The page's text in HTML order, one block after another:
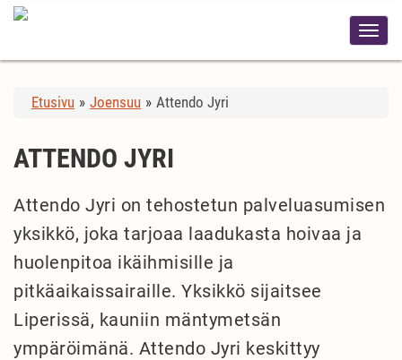
Etusivu » Joensuu » Attendo Jyri
ATTENDO JYRI
Attendo Jyri on tehostetun palveluasumisen
yksikkö, joka tarjoaa laadukasta hoivaa ja
huolenpitoa ikäihmisille ja
pitkäaikaissairaille. Yksikkö sijaitsee
Liperissä, kauniin mäntymetsän
ympäröimänä. Attendo Jyri keskittyy